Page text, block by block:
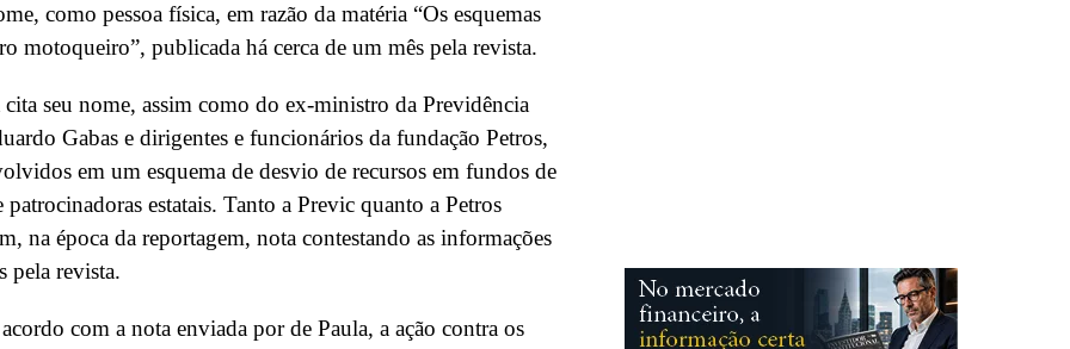
como pessoa física, em razão da matéria “Os esquemas
motoqueiro”, publicada há cerca de um mês pela revista.
cita seu nome, assim como do ex-ministro da Previdência
Gabas e dirigentes e funcionários da fundação Petros,
em um esquema de desvio de recursos em fundos de
patrocinadoras estatais. Tanto a Previc quanto a Petros
na época da reportagem, nota contestando as informações
pela revista.
com a nota enviada por de Paula, a ação contra os